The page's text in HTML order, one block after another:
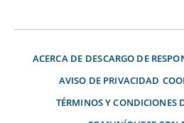
ACERCA DE DESCARGO DE
AVISO DE PRIVACIDAD
TÉRMINOS Y CONDICIONES